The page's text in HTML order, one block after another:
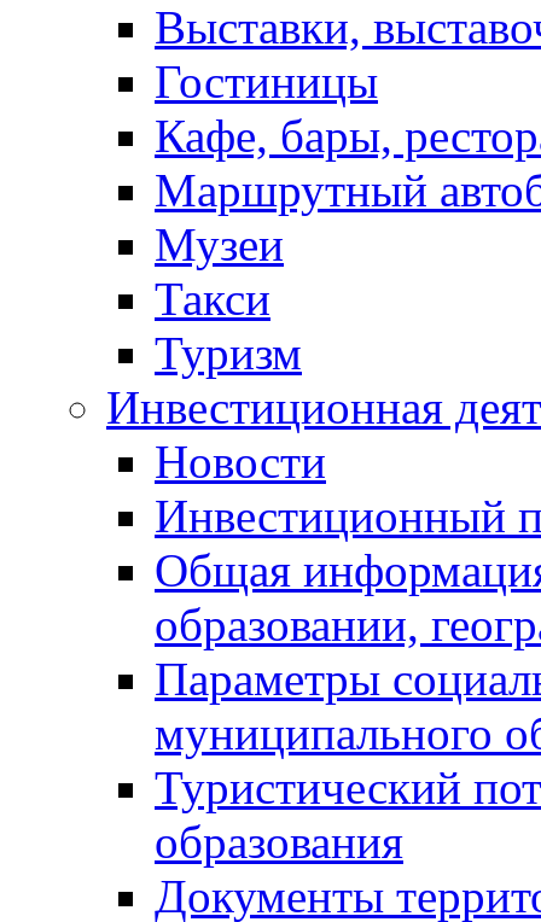
Выставки,
Гостиницы
Кафе, бары,
Маршрутный
Музеи
Такси
Туризм
Инвестиционная
Новости
Инвестиционный
Общая
образовании,
Параметры
муниципального
Туристический
образования
Документы